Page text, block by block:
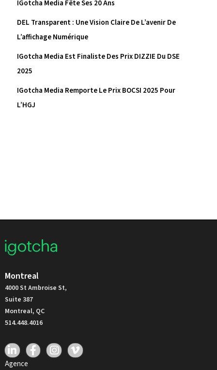
IGotcha Media Fête Ses 20 Ans
DEL Transparent : Une Vision Claire De L’avenir De
L’affichage Numérique
IGotcha Media Est Finaliste Des Prix DIZZIE Du DSE
2025
IGotcha Media Remporte Le Prix BOCSI 2025 Pour
L’HGJ
Montreal
4000 St Ambroise St,
Suite 387
Montreal, QC
514.448.4016
Agence